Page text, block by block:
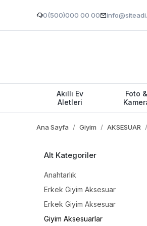
0(500)000 00 00
Akıllı Ev
Aletleri
Foto &
Ana Sayfa Giyim AKSESUAR
Alt Kategoriler
Anahtarlık
Erkek Giyim Aksesuar
Erkek Giyim Aksesuar
Giyim Aksesuarlar